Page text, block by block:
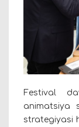
Festival
animatsiya
strategiyasi